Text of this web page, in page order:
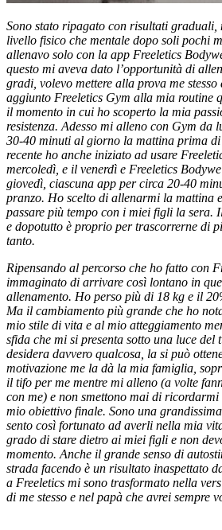
Sono stato ripagato con risultati graduali,
livello fisico che mentale dopo soli pochi
allenavo solo con la app Freeletics
questo mi aveva dato l’opportunità di
gradi, volevo mettere alla prova me
aggiunto Freeletics Gym alla mia routine
il momento in cui ho scoperto la mia
resistenza. Adesso mi alleno con Gym da
30-40 minuti al giorno la mattina prima
recente ho anche iniziato ad usare
mercoledì, e il venerdì e Freeletics
giovedì, ciascuna app per circa 20-40
pranzo. Ho scelto di allenarmi la mattina
passare più tempo con i miei figli la sera.
e dopotutto è proprio per trascorrerne di
tanto.
Ripensando al percorso che ho fatto con
immaginato di arrivare così lontano in
allenamento. Ho perso più di 18 kg e il
Ma il cambiamento più grande che ho
mio stile di vita e al mio atteggiamento
sfida che mi si presenta sotto una luce del
desidera davvero qualcosa, la si può
motivazione me la dà la mia famiglia,
il tifo per me mentre mi alleno (a volte
con me) e non smettono mai di
mio obiettivo finale. Sono una
sento così fortunato ad averli nella mia
grado di stare dietro ai miei figli e non
momento. Anche il grande senso di
strada facendo è un risultato inaspettato
a Freeletics mi sono trasformato nella
di me stesso e nel papà che avrei sempre